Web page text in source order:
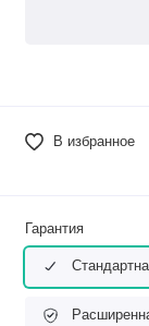
В избранное
Гарантия